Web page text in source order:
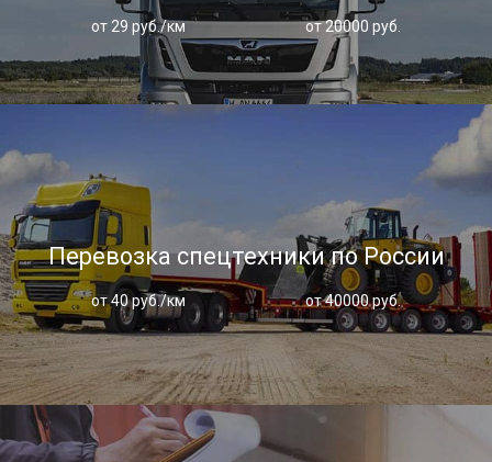
от 29 руб./км от 20000 руб.
Перевозка спецтехники по России
от 40 руб./км от 40000 руб.